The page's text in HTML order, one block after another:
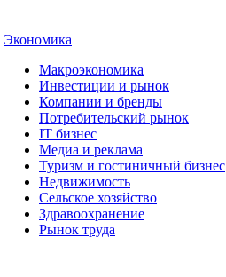
Экономика
Макроэкономика
Инвестиции и рынок
Компании и бренды
Потребительский рынок
IT бизнес
Медиа и реклама
Туризм и гостиничный бизнес
Недвижимость
Сельское хозяйство
Здравоохранение
Рынок труда